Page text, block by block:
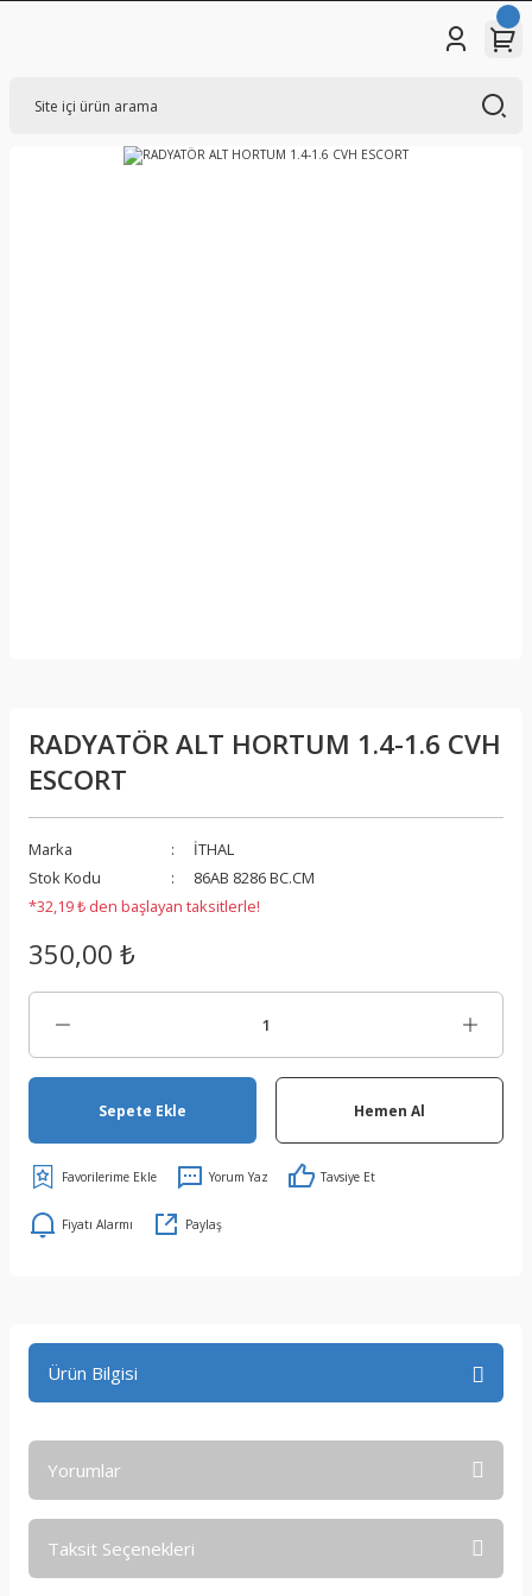
RADYATÖR ALT HORTUM 1.4-1.6 CVH
ESCORT
Marka
İTHAL
Stok Kodu
86AB 8286 BC.CM
*32,19 ₺ den başlayan taksitlerle!
350,00 ₺
Sepete Ekle Hemen Al
Yorum Yaz Tavsiye Et
Fiyatı Alarmı Paylaş
Ürün Bilgisi
Yorumlar
Taksit Seçenekleri